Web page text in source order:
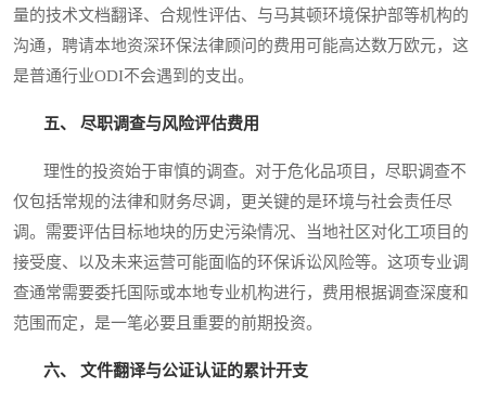
量的技术文档翻译、合规性评估、与马其顿环境保护部等机构的
沟通，聘请本地资深环保法律顾问的费用可能高达数万欧元，这
是普通行业ODI不会遇到的支出。
五、 尽职调查与风险评估费用
理性的投资始于审慎的调查。对于危化品项目，尽职调查不
仅包括常规的法律和财务尽调，更关键的是环境与社会责任尽
调。需要评估目标地块的历史污染情况、当地社区对化工项目的
接受度、以及未来运营可能面临的环保诉讼风险等。这项专业调
查通常需要委托国际或本地专业机构进行，费用根据调查深度和
范围而定，是一笔必要且重要的前期投资。
六、 文件翻译与公证认证的累计开支